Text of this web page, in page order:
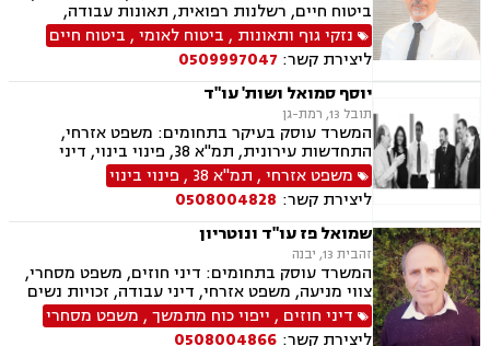
ביטוח חיים, רשלנות רפואית, תאונות עבודה,
תאונות דרכים, תאונות ספורט, נכי צה"ל, רשלנות
רפואית- הריון ולידה, דיני ביטוח, דיני עבודה,
פשיטת רגל, דיני חוזים ומסחר, סדר דין אזרחי
וראיות, דיני מקרקעין, מגשרים, אבדן כושר עבודה ,
אחריות מקצועית, ירושות וצוואות, לשון הרע, משפט
אזרחי, משרד הביטחון, נזקי גוף, תביעות גזזת.
נזקי גוף ותאונות , ביטוח לאומי, ביטוח חיים
ליצירת קשר: 0509997047
יוסף סמואל ושות' עו"ד
תובל 13, רמת-גן
המשרד עוסק בעיקר בתחומים: משפט אזרחי,
התחדשות עירונית, תמ"א 38, פינוי בינוי, דיני
מקרקעין, מיסים, גילוי מרצון, דיני תאגידים, הפקעת
קרקעות, תכנון ובניה, דיור מוגן, ירושות וצוואות,
חוקתי ומנהלי, ליווי עסקי, ליטיגציה, ליקויי בנייה,
לשון הרע, מיסוי נדל"ן, מיסוי עירוני, מיסוי פלילי,
מסחר בינלאומי, נוטריון, דיני התיישנות, זכויות
יוצרים, נדל"ן, סדר דין אזרחי וראיות, עבירות מס
כלכליות, עסקאות מכר דירה, ערבויות ושטרות, פינוי
מושכר, קבוצות רכישה, רישוי עסקים, עריכת ייפוי
כוח מתמשך
משפט אזרחי , תמ"א 38 , פינוי בינוי
ליצירת קשר: 0508004828
שמואל פז עו"ד ונוטריון
זהבית 13, יבנה
המשרד עוסק בתחומים: דיני חוזים, משפט מסחרי,
צווי מניעה, משפט אזרחי, דיני עבודה, זכויות נשים
בהריון, תביעות ביטוח ונזקי רכוש, ביטוח סיעודי,
דיני פנסיה, מקרקעין ונדל"ן, תכנון ובניה, דיור מוגן,
דיני חוזים , ייפוי כוח מתמשך, משפט מסחרי
ליצירת קשר: 0508004866